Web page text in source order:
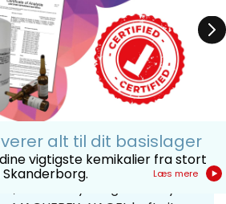
med certificeret
specialiserer sig i pålidelige
og kan levere kvalitetsudstyr
alt til dit basislager
vigtigste kemikalier fra stort
Læs mere